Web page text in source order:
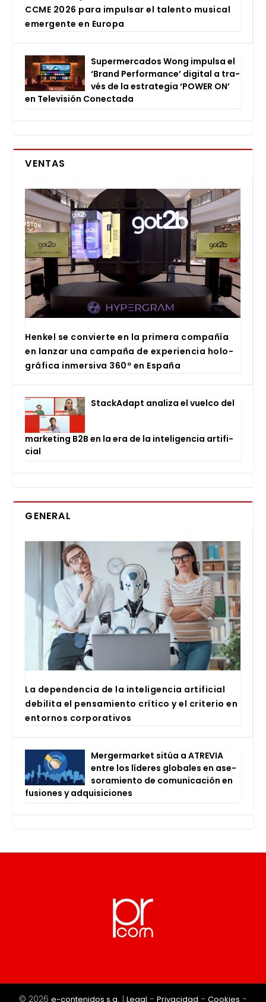
CCME 2026 para impul­sar el talen­to musi­cal
emer­gen­te en Euro­pa
Super­mer­ca­dos Wong impul­sa el
‘Brand Per­for­man­ce’ digi­tal a tra­
vés de la estra­te­gia ‘POWER ON’
en Tele­vi­sión Conec­ta­da
VENTAS
Hen­kel se con­vier­te en la pri­me­ra com­pa­ñía
en lan­zar una cam­pa­ña de expe­rien­cia holo­
grá­fi­ca inmer­si­va 360º en Espa­ña
Stac­kA­dapt ana­li­za el vuel­co del
mar­ke­ting B2B en la era de la inte­li­gen­cia arti­fi­
cial
GENERAL
La depen­den­cia de la inte­li­gen­cia arti­fi­cial
debi­li­ta el pen­sa­mien­to crí­ti­co y el cri­te­rio en
entor­nos cor­po­ra­ti­vos
Mer­ger­mar­ket sitúa a ATRE­VIA
entre los líde­res glo­ba­les en ase­
so­ra­mien­to de comu­ni­ca­ción en
fusio­nes y adqui­si­cio­nes
© 2026 e-contenidos s.a. | Legal - Privacidad - Cookies -